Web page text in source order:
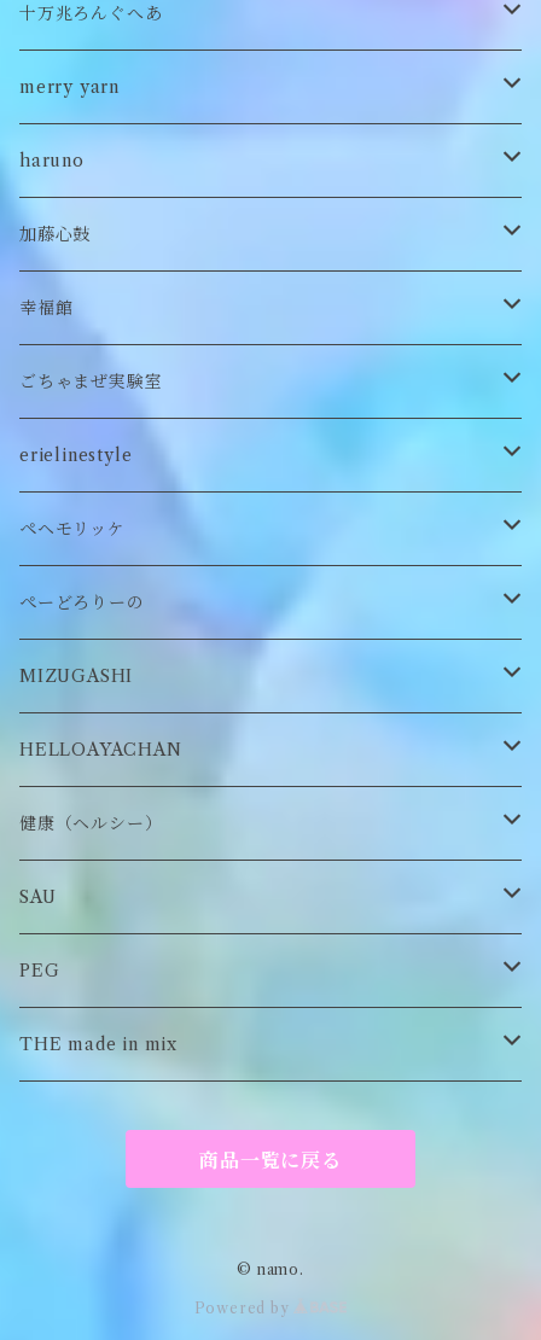
バブーシュカ
ポンチョ
ヘアアクセサリー
雑貨
キッズ
イヤカフ
チョーカー
ヘアバレッタ
付け襟
カードケース
刺繍キャップ
ロンT
Tシャツ
キーホルダー
ぬいぐるみ
クッション
アウター
パンツ
スカート
シューズ/サンダル
セットアップ
刺繍ポーチ
ブローチ
ぬいぐるみ
ぬいぐるみブローチ
ぬいぐるみリング
ぬいぐるみ鏡
ぬいぐるみキーホルダー
ぬいぐるみマフラー
ステッカー
ぬいぐるみヘアピン
缶バッヂ
ロンT
ステッカー・シール
チャーム
Tシャツ
イヤーマフラー
十万兆ろんぐへあ
ブローチ
マフラー
merry yarn
帽子
haruno
ヘアゴム
靴下
キーホルダー
加藤心鼓
ロンT
幸福館
トレーナー
ロンT
CAP
other
Tシャツ
ごちゃまぜ実験室
バッグ
アクセサリー
雑貨
erielinestyle
ピアス/イヤリング
ネックレス
マスクチェーン
ペヘモリッケ
帽子
キーホルダー
ブローチ
ぺーどろりーの
靴下
スタイ
MIZUGASHI
帽子
アクセサリー
HELLOAYACHAN
ピアス/イヤリング
健康（ヘルシー）
ロンT
スウェット/パーカー
Tシャツ
SAU
ロンT
スウェット/パーカー
PEG
キーチャーム
THE made in mix
商品一覧に戻る
© namo.
Powered by